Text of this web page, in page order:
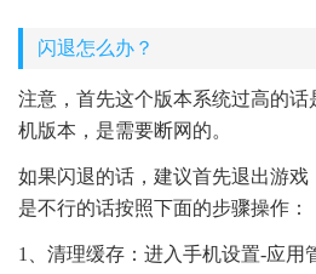
闪退怎么办？
注意，首先这个版本系统过高的
机版本，是需要断网的。
如果闪退的话，建议首先退出游
是不行的话按照下面的步骤操作：
1、清理缓存：进入手机设置-应用